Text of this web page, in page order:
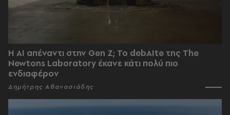
Η AI απέναντι στην Gen Z; Το debAIte της The
Newtons Laboratory έκανε κάτι πολύ πιο
ενδιαφέρον
Δημήτρης Αθανασιάδης